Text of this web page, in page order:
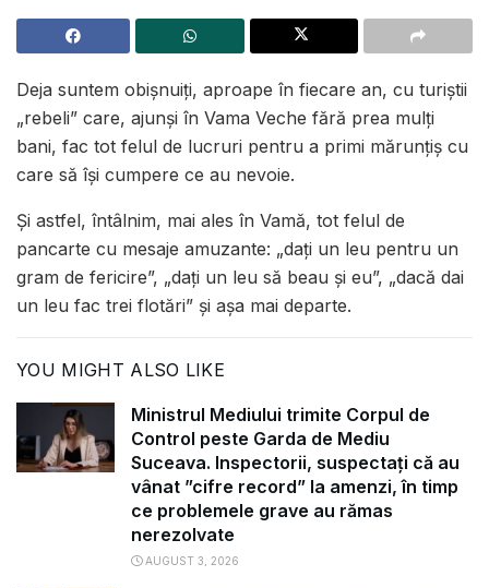
Deja suntem obișnuiți, aproape în fiecare an, cu turiștii
„rebeli” care, ajunși în Vama Veche fără prea mulți
bani, fac tot felul de lucruri pentru a primi mărunțiș cu
care să își cumpere ce au nevoie.
Și astfel, întâlnim, mai ales în Vamă, tot felul de
pancarte cu mesaje amuzante: „daţi un leu pentru un
gram de fericire”, „daţi un leu să beau şi eu”, „dacă dai
un leu fac trei flotări” și așa mai departe.
YOU MIGHT ALSO LIKE
Ministrul Mediului trimite Corpul de
Control peste Garda de Mediu
Suceava. Inspectorii, suspectați că au
vânat ”cifre record” la amenzi, în timp
ce problemele grave au rămas
nerezolvate
AUGUST 3, 2026